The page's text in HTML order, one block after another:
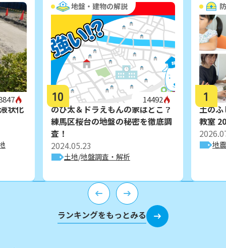
状化
地盤・建物の解説
10 14492
のび太＆ドラえもんの家はどこ？
練馬区桜台の地盤の秘密を徹底調
査！
2024.05.23
土地 地盤調査・解析
1
土のふ
教室
地震
ランキングをもっとみる